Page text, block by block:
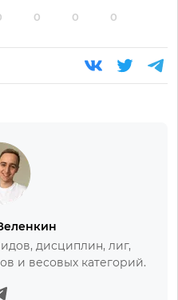
0 0 0
дисциплин, лиг,
и весовых категорий.